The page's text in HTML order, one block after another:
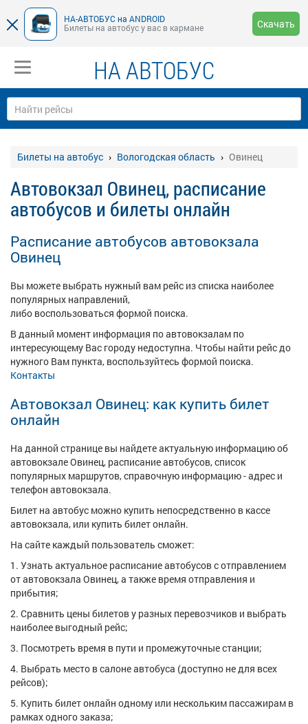
НА-АВТОБУС на ANDROID
Билеты на автобус у вас в кармане
Скачать
НА АВТОБУС
Билеты на автобус Вологодская область Овинец
Автовокзал Овинец, расписание
автобусов и билеты онлайн
Расписание автобусов автовокзала
Овинец
Вы можете выбрать нужный вам рейс из списка наиболее
популярных направлений,
либо воспользоваться формой поиска.
В данный момент информация по автовокзалам по
интересующему Вас городу недоступна. Чтобы найти рейс до
нужного Вам пункта, воспользуйтесь формой поиска.
Контакты
Автовокзал Овинец: как купить билет
онлайн
На данной странице вы найдете актуальную информацию об
автовокзале Овинец, расписание автобусов, список
популярных маршрутов, справочную информацию - адрес и
телефон автовокзала.
Билет на автобус можно купить непосредственно в кассе
автовокзала, или купить билет онлайн.
На сайте каждый пользователь сможет:
1. Узнать актуальное расписание автобусов с отправлением
от автовокзала Овинец, а также время отправления и
прибытия;
2. Сравнить цены билетов у разных перевозчиков и выбрать
наиболее выгодный рейс;
3. Посмотреть время в пути и промежуточные станции;
4. Выбрать место в салоне автобуса (доступно не для всех
рейсов);
5. Купить билет онлайн одному или нескольким пассажирам в
рамках одного заказа;